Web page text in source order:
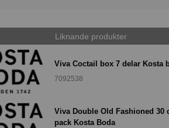
Liknande produkter
Viva Coctail box 7 delar Kosta
7092538
Viva Double Old Fashioned 30
pack Kosta Boda